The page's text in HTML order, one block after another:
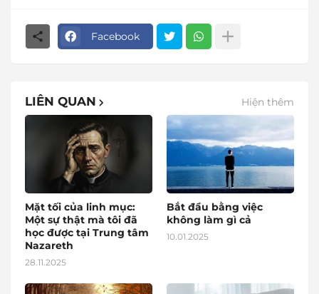
Facebook
LIÊN QUAN Hiện thêm
Mặt tối của linh mục:
Một sự thật mà tôi đã
học được tại Trung tâm
Nazareth
28.11.2025
Bắt đầu bằng việc
không làm gì cả
10.01.2025